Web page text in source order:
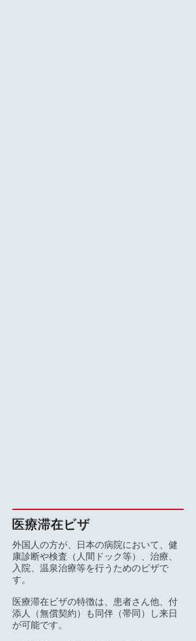
医療滞在ビザ
外国人の方が、日本の病院において、健
康診断や検査（人間ドック等）、治療、
入院、温泉治療等を行うためのビザで
す。
医療滞在ビザの特徴は、患者さん他、付
添人（無償契約）も同伴（帯同）し来日
が可能です。